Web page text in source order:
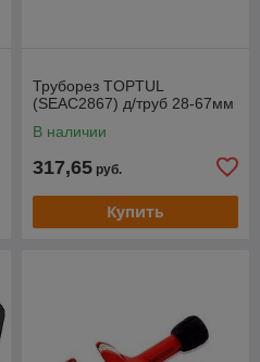
Труборез TOPTUL
(SEAC2867) д/труб 28-67мм
В наличии
317,65 руб.
Купить